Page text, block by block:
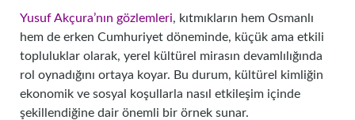
Yusuf Akçura’nın gözlemleri, kıtmıkların hem Osmanlı
hem de erken Cumhuriyet döneminde, küçük ama etkili
topluluklar olarak, yerel kültürel mirasın devamlılığında
rol oynadığını ortaya koyar. Bu durum, kültürel kimliğin
ekonomik ve sosyal koşullarla nasıl etkileşim içinde
şekillendiğine dair önemli bir örnek sunar.